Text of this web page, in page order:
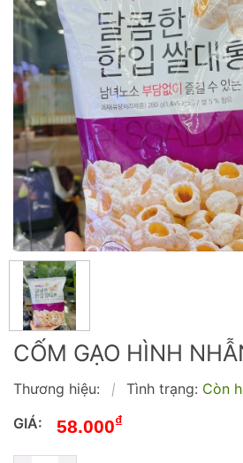
CỐM GẠO HÌNH
Thương hiệu: | Tình trạng: Còn
GIÁ:
58.000₫